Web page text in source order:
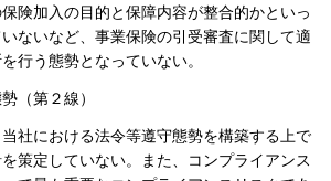
険加入の目的と保障内容が整合的かといっ
ないなど、事業保険の引受審査に関して適
行う態勢となっていない。
（第２線）
社における法令等遵守態勢を構築する上で
策定していない。また、コンプライアンス